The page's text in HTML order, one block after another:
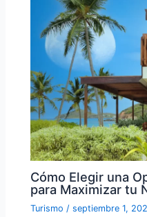
Cómo Elegir una
para Maximizar tu
Turismo /septiembre 1,